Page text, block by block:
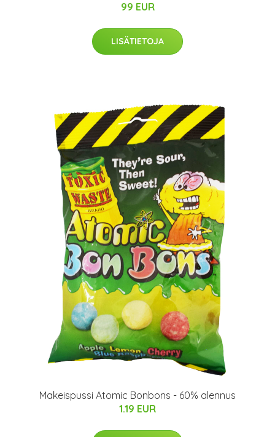
99 EUR
LISÄTIETOJA
Makeispussi Atomic Bonbons - 60% alennus
1.19 EUR